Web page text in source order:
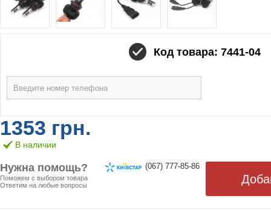
Код товара: 7441-04
1353 грн.
В наличии
Нужна помощь?
Поможем с выбором товара
Ответим на любые вопросы
(067) 777-85-86